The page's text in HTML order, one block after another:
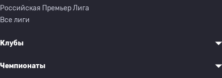
Российская Премьер Лига
Все лиги
Клубы
Чемпионаты